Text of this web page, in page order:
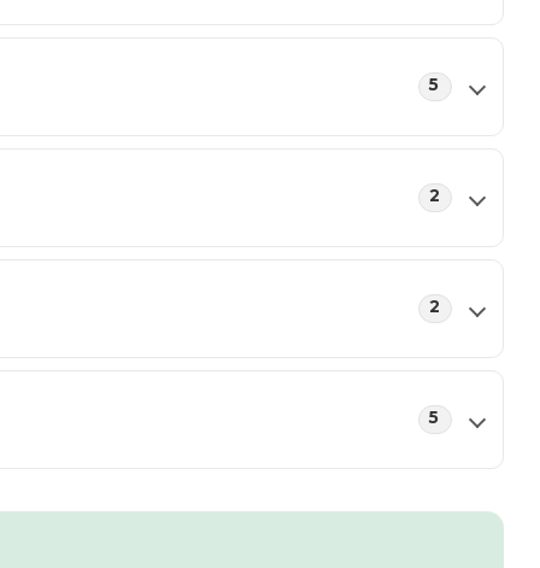
5
2
2
5